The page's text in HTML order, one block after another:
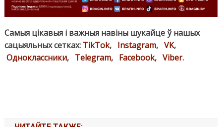
Самыя цікавыя і важныя навіны шукайце ў нашых
сацыяльных сетках: TikTok, Instagram, VK,
Одноклассники, Telegram, Facebook, Viber.